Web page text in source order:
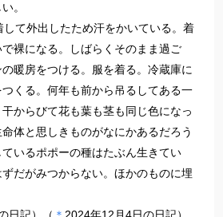
。
て外出したため汗をかいている。着
裸になる。しばらくそのまま過ご
暖房をつける。服を着る。冷蔵庫に
くる。何年も前から吊るしてある一
からびて花も葉も茎も同じ色になっ
体と思しきものがなにかあるだろう
いるポポーの種はたぶん生きてい
だがみつからない。ほかのものに埋